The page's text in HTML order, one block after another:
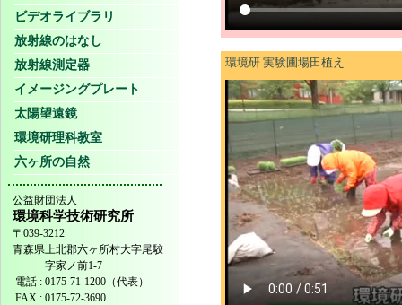
ビデオライブラリ
放射線のはなし
放射線測定器
イメージングプレート
太陽望遠鏡
環境研理科教室
六ヶ所の自然
公益財団法人
環境科学技術研究所
〒039-3212
青森県上北郡六ヶ所村大字尾駮
字家ノ前1-7
電話 : 0175-71-1200（代表）
FAX : 0175-72-3690
環境研 実験圃場田植え